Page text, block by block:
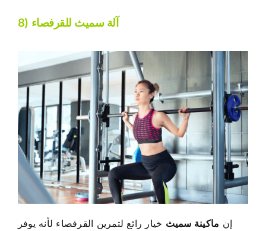
8) آلة سميث للقرفصاء
إن ماكينة سميث خيار رائع لتمرين القرفصاء لأنه يوفر